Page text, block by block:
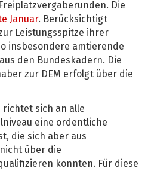
Die
Januar. Berücksichtigt
Leistungsspitze ihrer
insbesondere amtierende
den Bundeskadern. Die
zur DEM erfolgt über die
richtet sich an alle
eine ordentliche
die sich aber aus
über die
konnten. Für diese